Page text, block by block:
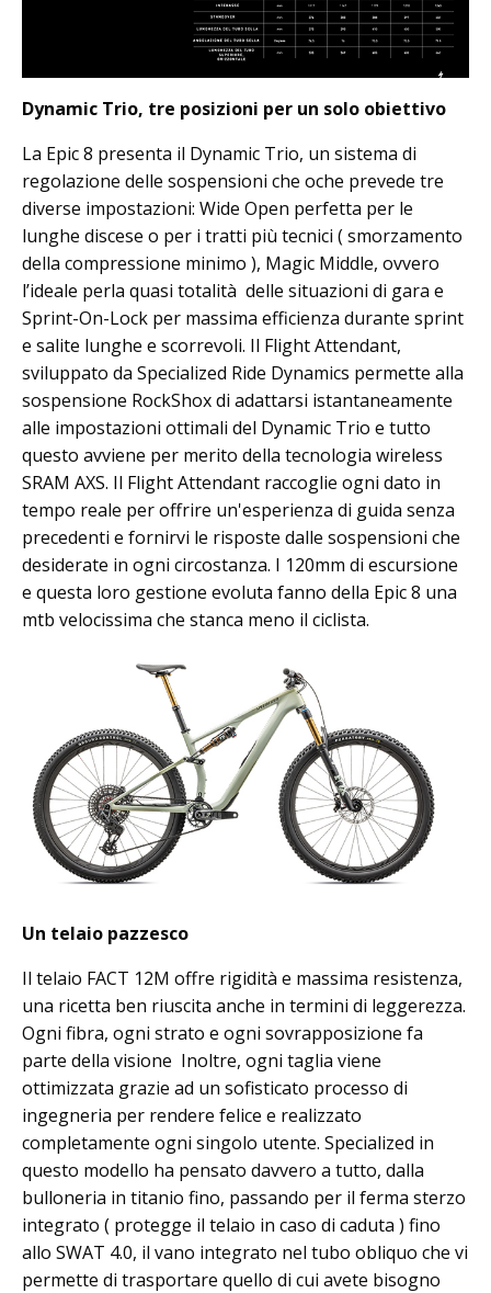
Dynamic Trio, tre posizioni per un solo obiettivo
La Epic 8 presenta il Dynamic Trio, un sistema di
regolazione delle sospensioni che oche prevede tre
diverse impostazioni: Wide Open perfetta per le
lunghe discese o per i tratti più tecnici ( smorzamento
della compressione minimo ), Magic Middle, ovvero
l’ideale perla quasi totalità delle situazioni di gara e
Sprint-On-Lock per massima efficienza durante sprint
e salite lunghe e scorrevoli. Il Flight Attendant,
sviluppato da Specialized Ride Dynamics permette alla
sospensione RockShox di adattarsi istantaneamente
alle impostazioni ottimali del Dynamic Trio e tutto
questo avviene per merito della tecnologia wireless
SRAM AXS. Il Flight Attendant raccoglie ogni dato in
tempo reale per offrire un'esperienza di guida senza
precedenti e fornirvi le risposte dalle sospensioni che
desiderate in ogni circostanza. I 120mm di escursione
e questa loro gestione evoluta fanno della Epic 8 una
mtb velocissima che stanca meno il ciclista.
Un telaio pazzesco
Il telaio FACT 12M offre rigidità e massima resistenza,
una ricetta ben riuscita anche in termini di leggerezza.
Ogni fibra, ogni strato e ogni sovrapposizione fa
parte della visione Inoltre, ogni taglia viene
ottimizzata grazie ad un sofisticato processo di
ingegneria per rendere felice e realizzato
completamente ogni singolo utente. Specialized in
questo modello ha pensato davvero a tutto, dalla
bulloneria in titanio fino, passando per il ferma sterzo
integrato ( protegge il telaio in caso di caduta ) fino
allo SWAT 4.0, il vano integrato nel tubo obliquo che vi
permette di trasportare quello di cui avete bisogno